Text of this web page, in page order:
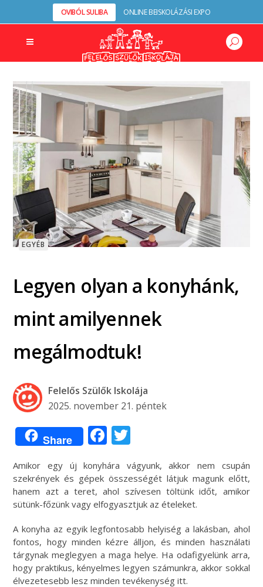
OVIBÓL SULIBA ONLINE BEISKOLÁZÁSI EXPO
EGYÉB
Legyen olyan a konyhánk,
mint amilyennek
megálmodtuk!
Felelős Szülők Iskolája
2025. november 21. péntek
Share Facebook
Amikor egy új konyhára vágyunk, akkor nem csupán
szekrények és gépek összességét látjuk magunk előtt,
hanem azt a teret, ahol szívesen töltünk időt, amikor
sütünk-főzünk vagy elfogyasztjuk az ételeket.
A konyha az egyik legfontosabb helyiség a lakásban, ahol
fontos, hogy minden kézre álljon, és minden használati
tárgynak meglegyen a maga helye. Ha odafigyelünk arra,
hogy praktikus, kényelmes legyen számunkra, akkor sokkal
élvezetesebb lesz minden tevékenység itt.